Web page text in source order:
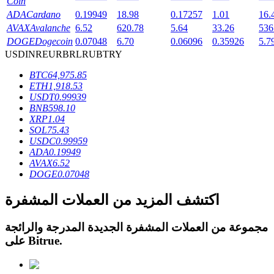
خدمة الاقتراض المدعومة بالعملات المشفرة
ADACardano 0.19949 18.98 0.17257 1.01
AVAXAvalanche 6.52 620.78 5.64 33.26
DOGEDogecoin 0.07048 6.70 0.06096 0.35926
USDINREURBRLRUBTRY
BTC64,975.85
ETH1,918.53
USDT0.99939
BNB598.10
XRP1.04
SOL75.43
USDC0.99959
ADA0.19949
AVAX6.52
DOGE0.07048
اكتشف المزيد من العملات المشفرة
مجموعة من العملات المشفرة الجديدة المدرجة والرائجة
Bitrue.